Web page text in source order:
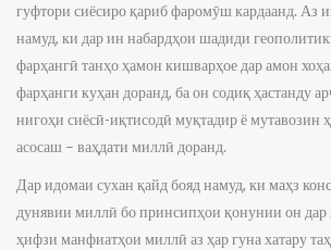
гуфтори сиёсиро қариб фаромӯш кардаанд. Аз
намуд, ки дар ин набардҳои шадиди
фарҳангӣ танҳо ҳамон кишварҳое дар амон
фарҳанги куҳан доранд, ба он содиқ ҳастанду
нигоҳи сиёсӣ-иқтисодӣ муқтадир ё мутавозин
асосаш – ваҳдати миллӣ доранд.
Дар идомаи сухан қайд бояд намуд, ки маҳз
дунявии миллӣ бо принсипҳои қонунии он
ҳифзи манфиатҳои миллӣ аз ҳар гуна хатару